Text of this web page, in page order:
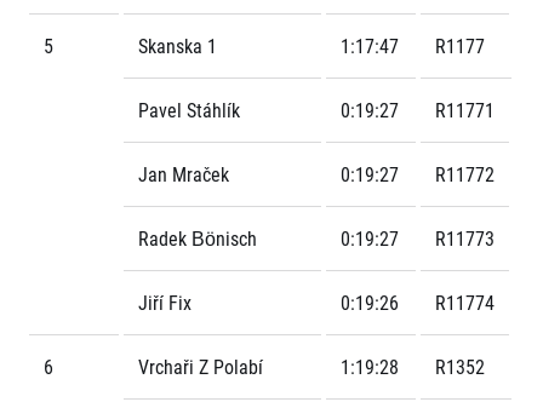
5 Skanska 1 1:17:47 R1177
Pavel Stáhlík 0:19:27 R11771
Jan Mraček 0:19:27 R11772
Radek Bönisch 0:19:27 R11773
Jiří Fix 0:19:26 R11774
6 Vrchaři Z Polabí 1:19:28 R1352